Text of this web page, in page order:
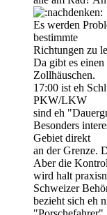
Es werden
bestimmte
Richtungen zu
Da gibt es
Zollhäuschen.
17:00 ist eh
PKW/LKW
sind eh
Besonders
Gebiet direkt
an der Grenze.
Aber die
wird halt
Schweizer
bezieht sich eh